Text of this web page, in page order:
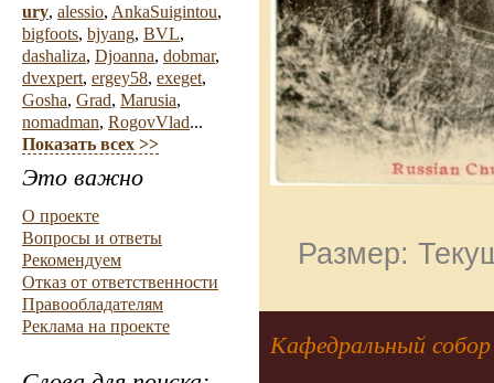
ury, alessio, AnkaSuigintou,
bigfoots, bjyang, BVL,
dashaliza, Djoanna, dobmar,
dvexpert, ergey58, exeget,
Gosha, Grad, Marusia,
nomadman, RogovVlad...
Показать всех >>
Это важно
О проекте
Вопросы и ответы
Рекомендуем
Отказ от ответственности
Правообладателям
Реклама на проекте
Размер:
Кафедральный